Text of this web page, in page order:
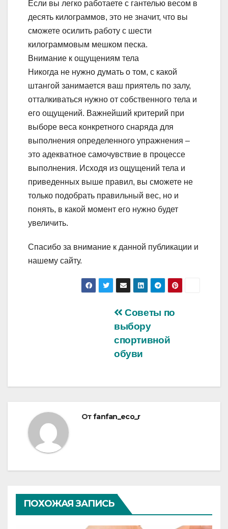
Если вы легко работаете с гантелью весом в
десять килограммов, это не значит, что вы
сможете осилить работу с шести
килограммовым мешком песка.
Внимание к ощущениям тела
Никогда не нужно думать о том, с какой
штангой занимается ваш приятель по залу,
отталкиваться нужно от собственного тела и
его ощущений. Важнейший критерий при
выборе веса конкретного снаряда для
выполнения определенного упражнения –
это адекватное самочувствие в процессе
выполнения. Исходя из ощущений тела и
приведенных выше правил, вы сможете не
только подобрать правильный вес, но и
понять, в какой момент его нужно будет
увеличить.
Спасибо за внимание к данной публикации и
нашему сайту.
Навигация
Советы по
выбору
спортивной
обуви
Отfanfan_eco_r
ПОХОЖАЯ ЗАПИСЬ